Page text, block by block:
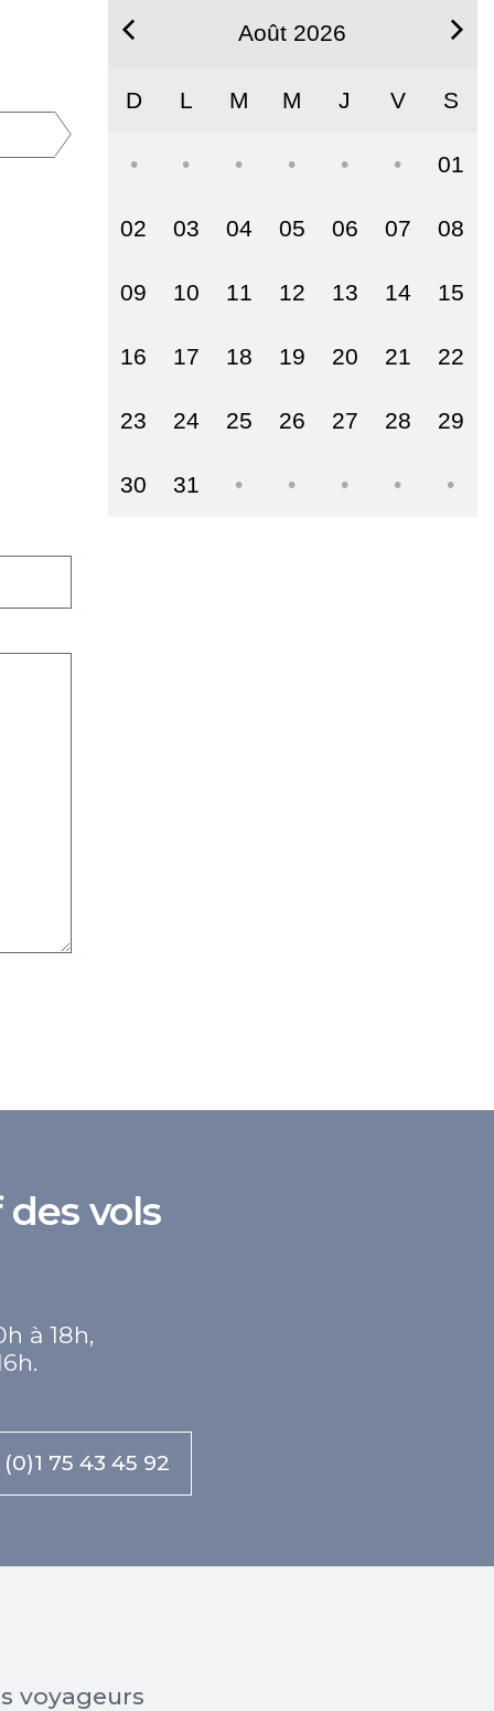
Août 2026
D L M M J V S
01
02 03 04 05 06 07 08
09 10 11 12 13 14 15
16 17 18 19 20 21 22
23 24 25 26 27 28 29
30 31
vols
à 18h,
(0)1 75 43 45 92
voyageurs